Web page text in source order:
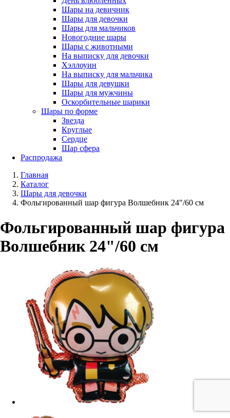
Шары на девичник
Шары для девочки
Шары для мальчиков
Новогодние шары
Шары с животными
На выписку для девочки
Хэллоуин
На выписку для мальчика
Шары для девушки
Шары для мужчины
Оскорбительные шарики
Шары по форме
Звезда
Круглые
Сердце
Шар сфера
Распродажа
Главная
Каталог
Шары для девочки
Фольгированный шар фигура Волшебник 24"/60 см
Фольгированный шар фигура
Волшебник 24"/60 см